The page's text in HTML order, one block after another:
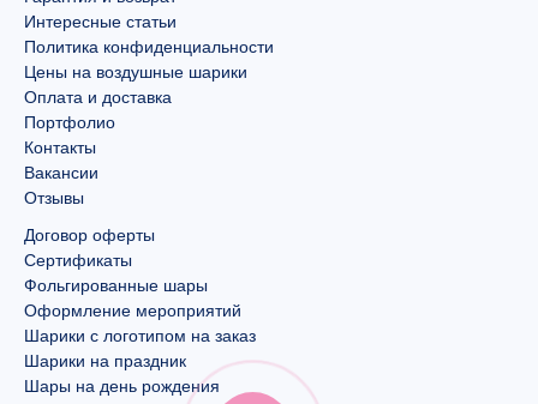
Интересные статьи
Политика конфиденциальности
Цены на воздушные шарики
Оплата и доставка
Портфолио
Контакты
Вакансии
Отзывы
Договор оферты
Сертификаты
Фольгированные шары
Оформление мероприятий
Шарики с логотипом на заказ
Шарики на праздник
Шары на день рождения